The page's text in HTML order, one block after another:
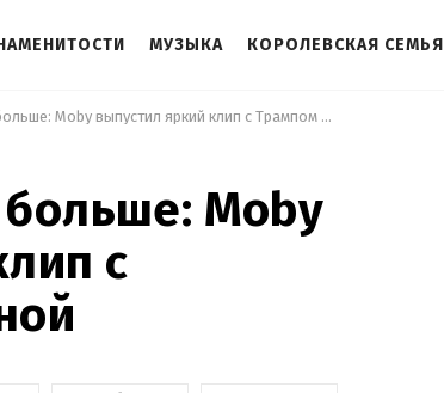
МУЗЫКА КОРОЛЕВСКАЯ СЕМЬЯ
Мы не верим вам больше: Moby выпустил яркий клип с Трампом и Украиной
Moby
с